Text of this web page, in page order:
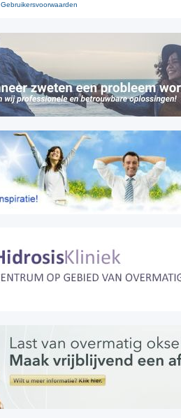
Gebruikersvoorwaarden